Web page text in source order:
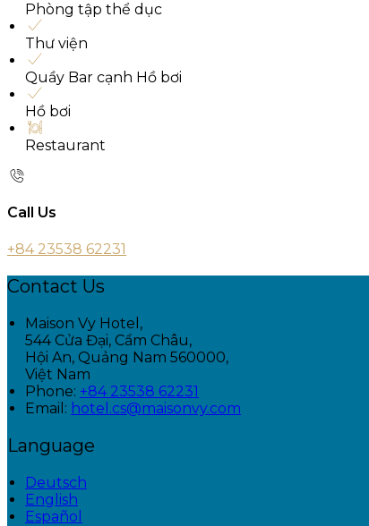
Phòng tập thể dục
Thư viện
Quầy Bar cạnh Hồ bơi
Hồ bơi
Restaurant
Call Us
+84 23538 62231
Contact Us
Maison Vy Hotel,
544 Cửa Đại, Cẩm Châu,
Hội An, Quảng Nam 560000,
Việt Nam
Phone: +84 23538 62231
Email: hotel.cs@maisonvy.com
Language
Deutsch
English
Español